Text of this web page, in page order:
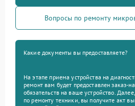
Вопросы по ремонту
Какие документы вы предоставляете?
На этапе приема устройства на
ремонт вам будет предоставлен заказ-
обязательств на ваше устройство.
по ремонту техники, вы получите акт